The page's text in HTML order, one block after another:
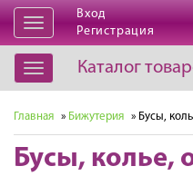
Открыть
навигацию
Вход
Регистрация
Открыть
навигацию
Каталог
Главная » Бижутерия » Бусы,
Бусы, колье,